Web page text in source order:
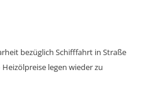
bezüglich Schifffahrt in Straße
legen wieder zu